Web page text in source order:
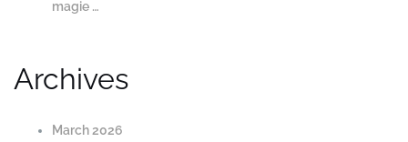
magie …
Archives
March 2026